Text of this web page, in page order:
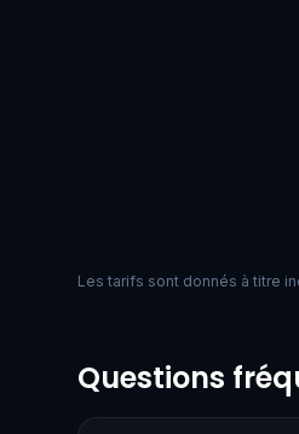
Les tarifs sont donnés à titre
Questions